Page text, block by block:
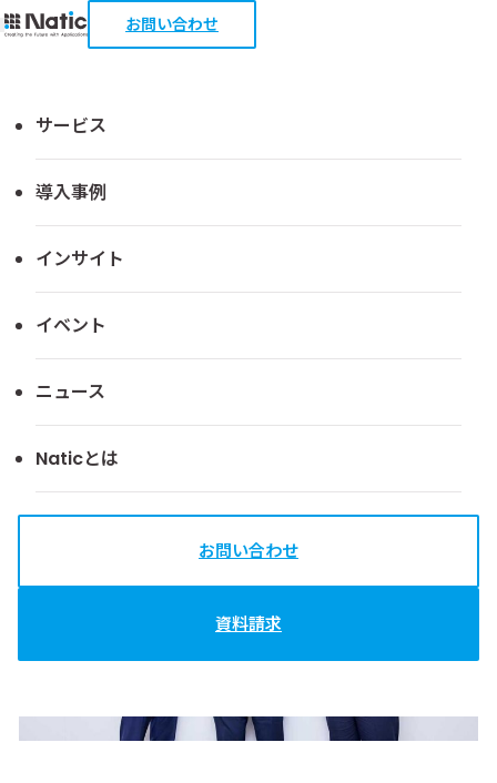
お問い合わせ
サービス
導入事例
インサイト
イベント
ニュース
Naticとは
お問い合わせ
資料請求
丸紅の食料・アグリ部門が営業シス
テムを全面刷新 ―「丸紅版GRAND
IT」で開発コスト削減と高品質を両
立
2026年05月19日